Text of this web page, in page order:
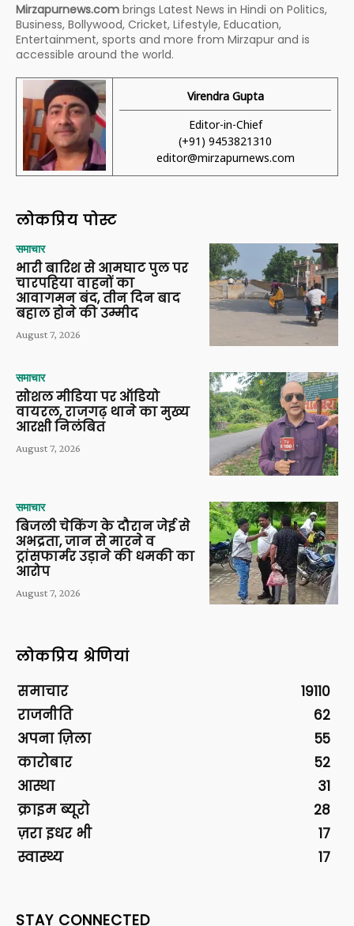
Mirzapurnews.com brings Latest News in Hindi on Politics,
Business, Bollywood, Cricket, Lifestyle, Education,
Entertainment, sports and more from Mirzapur and is
accessible around the world.
Virendra Gupta
Editor-in-Chief
(+91) 9453821310
editor@mirzapurnews.com
लोकप्रिय पोस्ट
समाचार
भारी बारिश से आमघाट पुल पर
चारपहिया वाहनों का
आवागमन बंद, तीन दिन बाद
बहाल होने की उम्मीद
August 7, 2026
समाचार
सोशल मीडिया पर ऑडियो
वायरल, राजगढ़ थाने का मुख्य
आरक्षी निलंबित
August 7, 2026
समाचार
बिजली चेकिंग के दौरान जेई से
अभद्रता, जान से मारने व
ट्रांसफार्मर उड़ाने की धमकी का
आरोप
August 7, 2026
लोकप्रिय श्रेणियां
समाचार
19110
राजनीति
62
अपना ज़िला
55
कारोबार
52
आस्था
31
क्राइम ब्यूरो
28
ज़रा इधर भी
17
स्वास्थ्य
17
STAY CONNECTED